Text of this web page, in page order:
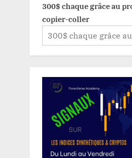
300$ chaque grâce au
copier-coller